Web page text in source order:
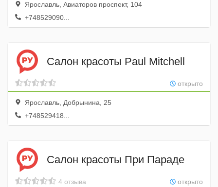
Ярославль, Авиаторов проспект, 104
+748529090...
Салон красоты Paul Mitchell
открыто
Ярославль, Добрынина, 25
+748529418...
Салон красоты При Параде
открыто
4 отзыва